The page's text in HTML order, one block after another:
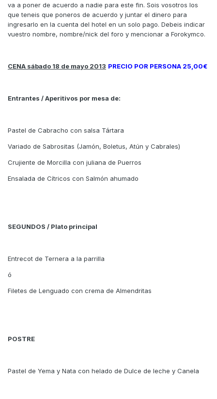
va a poner de acuerdo a nadie para este fin. Sois vosotros los
que teneis que poneros de acuerdo y juntar el dinero para
ingresarlo en la cuenta del hotel en un solo pago. Debeis indicar
vuestro nombre, nombre/nick del foro y mencionar a Forokymco.
CENA sábado 18 de mayo 2013 PRECIO POR PERSONA 25,00€
Entrantes / Aperitivos por mesa de:
Pastel de Cabracho con salsa Tártara
Variado de Sabrositas (Jamón, Boletus, Atún y Cabrales)
Crujiente de Morcilla con juliana de Puerros
Ensalada de Cítricos con Salmón ahumado
SEGUNDOS / Plato principal
Entrecot de Ternera a la parrilla
ó
Filetes de Lenguado con crema de Almendritas
POSTRE
Pastel de Yema y Nata con helado de Dulce de leche y Canela